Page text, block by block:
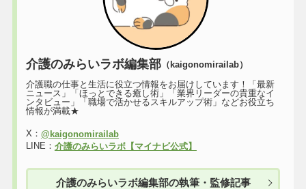
介護のみらいラボ編集部（kaigonomirailab）
介護職の仕事と生活に役立つ情報をお届けしています！「最新
ニュース」「ほっとできる癒し術」「業界リーダーの貴重なイ
ンタビュー」「職場で活かせるスキルアップ術」などお役立ち
情報が満載★
X： @kaigonomirailab
LINE： 介護のみらいラボ【マイナビ公式】
介護のみらいラボ編集部の執筆・監修記事